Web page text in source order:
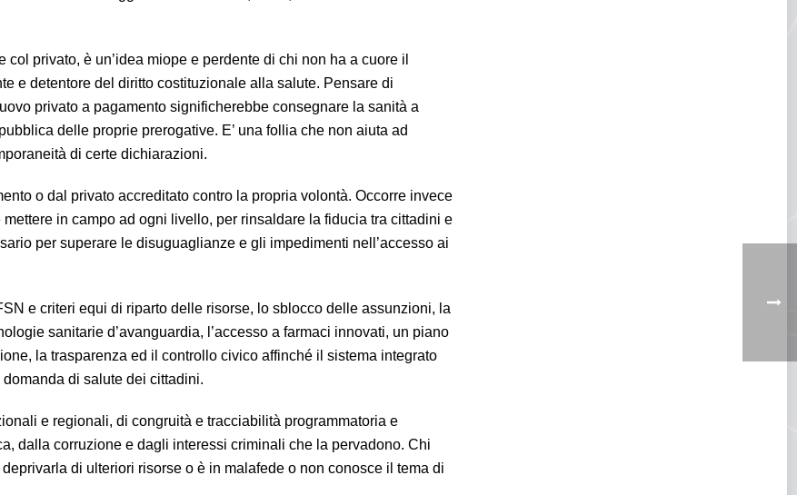
privato, è un’idea miope e perdente di chi non ha a cuore il
e detentore del diritto costituzionale alla salute. Pensare di
privato a pagamento significherebbe consegnare la sanità a
delle proprie prerogative. E’ una follia che non aiuta ad
di certe dichiarazioni.
o dal privato accreditato contro la propria volontà. Occorre invece
in campo ad ogni livello, per rinsaldare la fiducia tra cittadini e
per superare le disuguaglianze e gli impedimenti nell’accesso ai
e criteri equi di riparto delle risorse, lo sblocco delle assunzioni, la
sanitarie d’avanguardia, l’accesso a farmaci innovati, un piano
la trasparenza ed il controllo civico affinché il sistema integrato
di salute dei cittadini.
e regionali, di congruità e tracciabilità programmatoria e
dalla corruzione e dagli interessi criminali che la pervadono. Chi
di ulteriori risorse o è in malafede o non conosce il tema di